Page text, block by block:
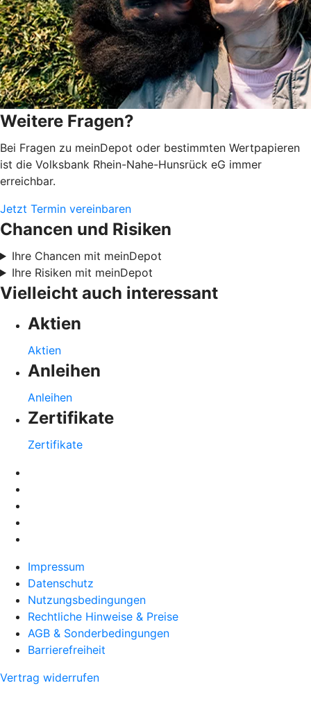
Weitere Fragen?
Bei Fragen zu meinDepot oder bestimmten Wertpapieren
ist die Volksbank Rhein-Nahe-Hunsrück eG immer
erreichbar.
Jetzt Termin vereinbaren
Chancen und Risiken
Ihre Chancen mit meinDepot
Ihre Risiken mit meinDepot
Vielleicht auch interessant
Aktien
Aktien
Anleihen
Anleihen
Zertifikate
Zertifikate
Impressum
Datenschutz
Nutzungsbedingungen
Rechtliche Hinweise & Preise
AGB & Sonderbedingungen
Barrierefreiheit
Vertrag widerrufen